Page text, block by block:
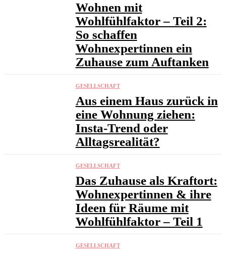
Wohnen mit
Wohlfühlfaktor – Teil 2:
So schaffen
Wohnexpertinnen ein
Zuhause zum Auftanken
GESELLSCHAFT
Aus einem Haus zurück in
eine Wohnung ziehen:
Insta-Trend oder
Alltagsrealität?
GESELLSCHAFT
Das Zuhause als Kraftort:
Wohnexpertinnen & ihre
Ideen für Räume mit
Wohlfühlfaktor – Teil 1
GESELLSCHAFT